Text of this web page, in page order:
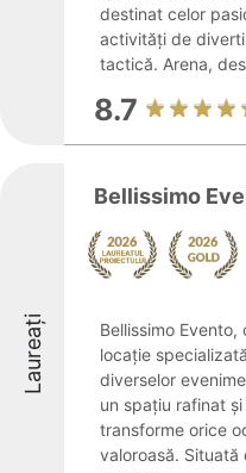
destinat celor
activități de
tactică. Arena,
8.7
Laureați
Bellissimo
Bellissimo
locație
diverselor
un spațiu rafinat
transforme orice
valoroasă. Situată